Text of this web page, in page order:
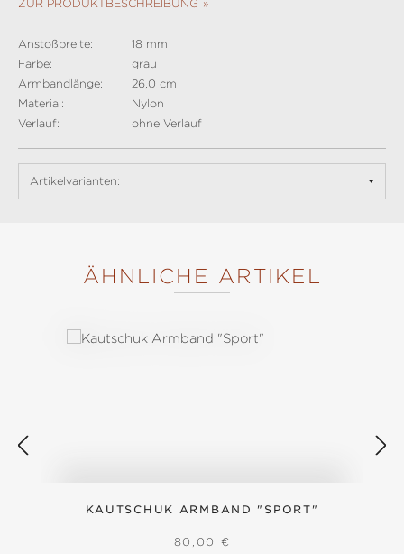
ZUR PRODUKTBESCHREIBUNG
Anstoßbreite:
18 mm
Farbe:
grau
Armbandlänge:
26,0 cm
Material:
Nylon
Verlauf:
ohne Verlauf
Artikelvarianten:
ÄHNLICHE ARTIKEL
KAUTSCHUK ARMBAND "SPORT"
REGULÄRER PREIS:
80,00 €